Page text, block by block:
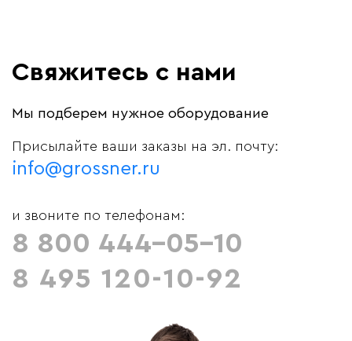
Свяжитесь с нами
Мы подберем нужное оборудование
Присылайте ваши заказы на эл. почту:
info@grossner.ru
и звоните по телефонам:
8 800 444-05-10
8 495 120-10-92